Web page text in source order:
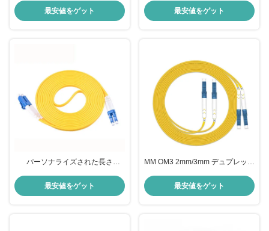
ーケーブル 普通装甲型
最安値をゲット
メイド長さの光ファイバーパッチ
最安値をゲット
パーソナライズされた長さ
OM1/OM2/OM3/OM4 LC-LC デュ
プレックス多モード光ファイバー
最安値をゲット
MM OM3 2mm/3mm デュプレック
ーブル
最安値をゲット